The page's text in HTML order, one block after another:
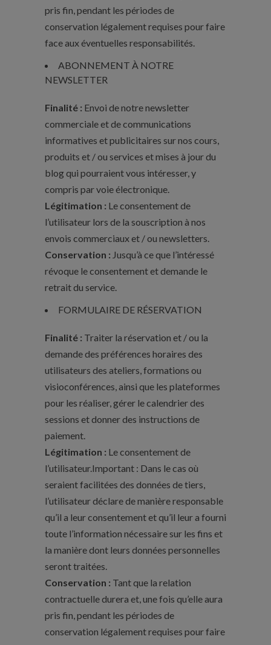
pris fin, pendant les périodes de
conservation légalement requises pour faire
face aux éventuelles responsabilités.
ABONNEMENT À NOTRE
NEWSLETTER
Finalité : Envoi de notre newsletter
commerciale et de communications
informatives et publicitaires sur nos cours,
produits et / ou services et mises à jour du
blog qui pourraient vous intéresser, y
compris par voie électronique.
Légitimation : Le consentement de
l’utilisateur lors de la souscription à nos
envois commerciaux et / ou newsletters.
Conservation : Jusqu’à ce que l’intéressé
révoque le consentement et demande le
retrait du service.
FORMULAIRE DE RÉSERVATION
Finalité : Traiter la réservation et / ou la
demande des préférences horaires des
utilisateurs des ateliers, formations ou
visioconférences, ainsi que les plateformes
pour les réaliser, gérer le calendrier des
sessions et donner des instructions de
paiement.
Légitimation : Le consentement de
l’utilisateur.Important : Dans le cas où
seraient facilitées des données de tiers,
l’utilisateur déclare de manière responsable
qu’il a leur consentement et qu’il leur a fourni
toute l’information nécessaire sur les fins et
la manière dont leurs données personnelles
seront traitées.
Conservation : Tant que la relation
contractuelle durera et, une fois qu’elle aura
pris fin, pendant les périodes de
conservation légalement requises pour faire